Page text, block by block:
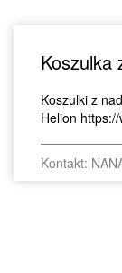
Koszulka
Koszulki z
Helion
Kontakt: